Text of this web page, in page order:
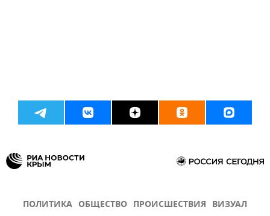
ПОЛИТИКА ОБЩЕСТВО ПРОИСШЕСТВИЯ ВИЗУАЛ